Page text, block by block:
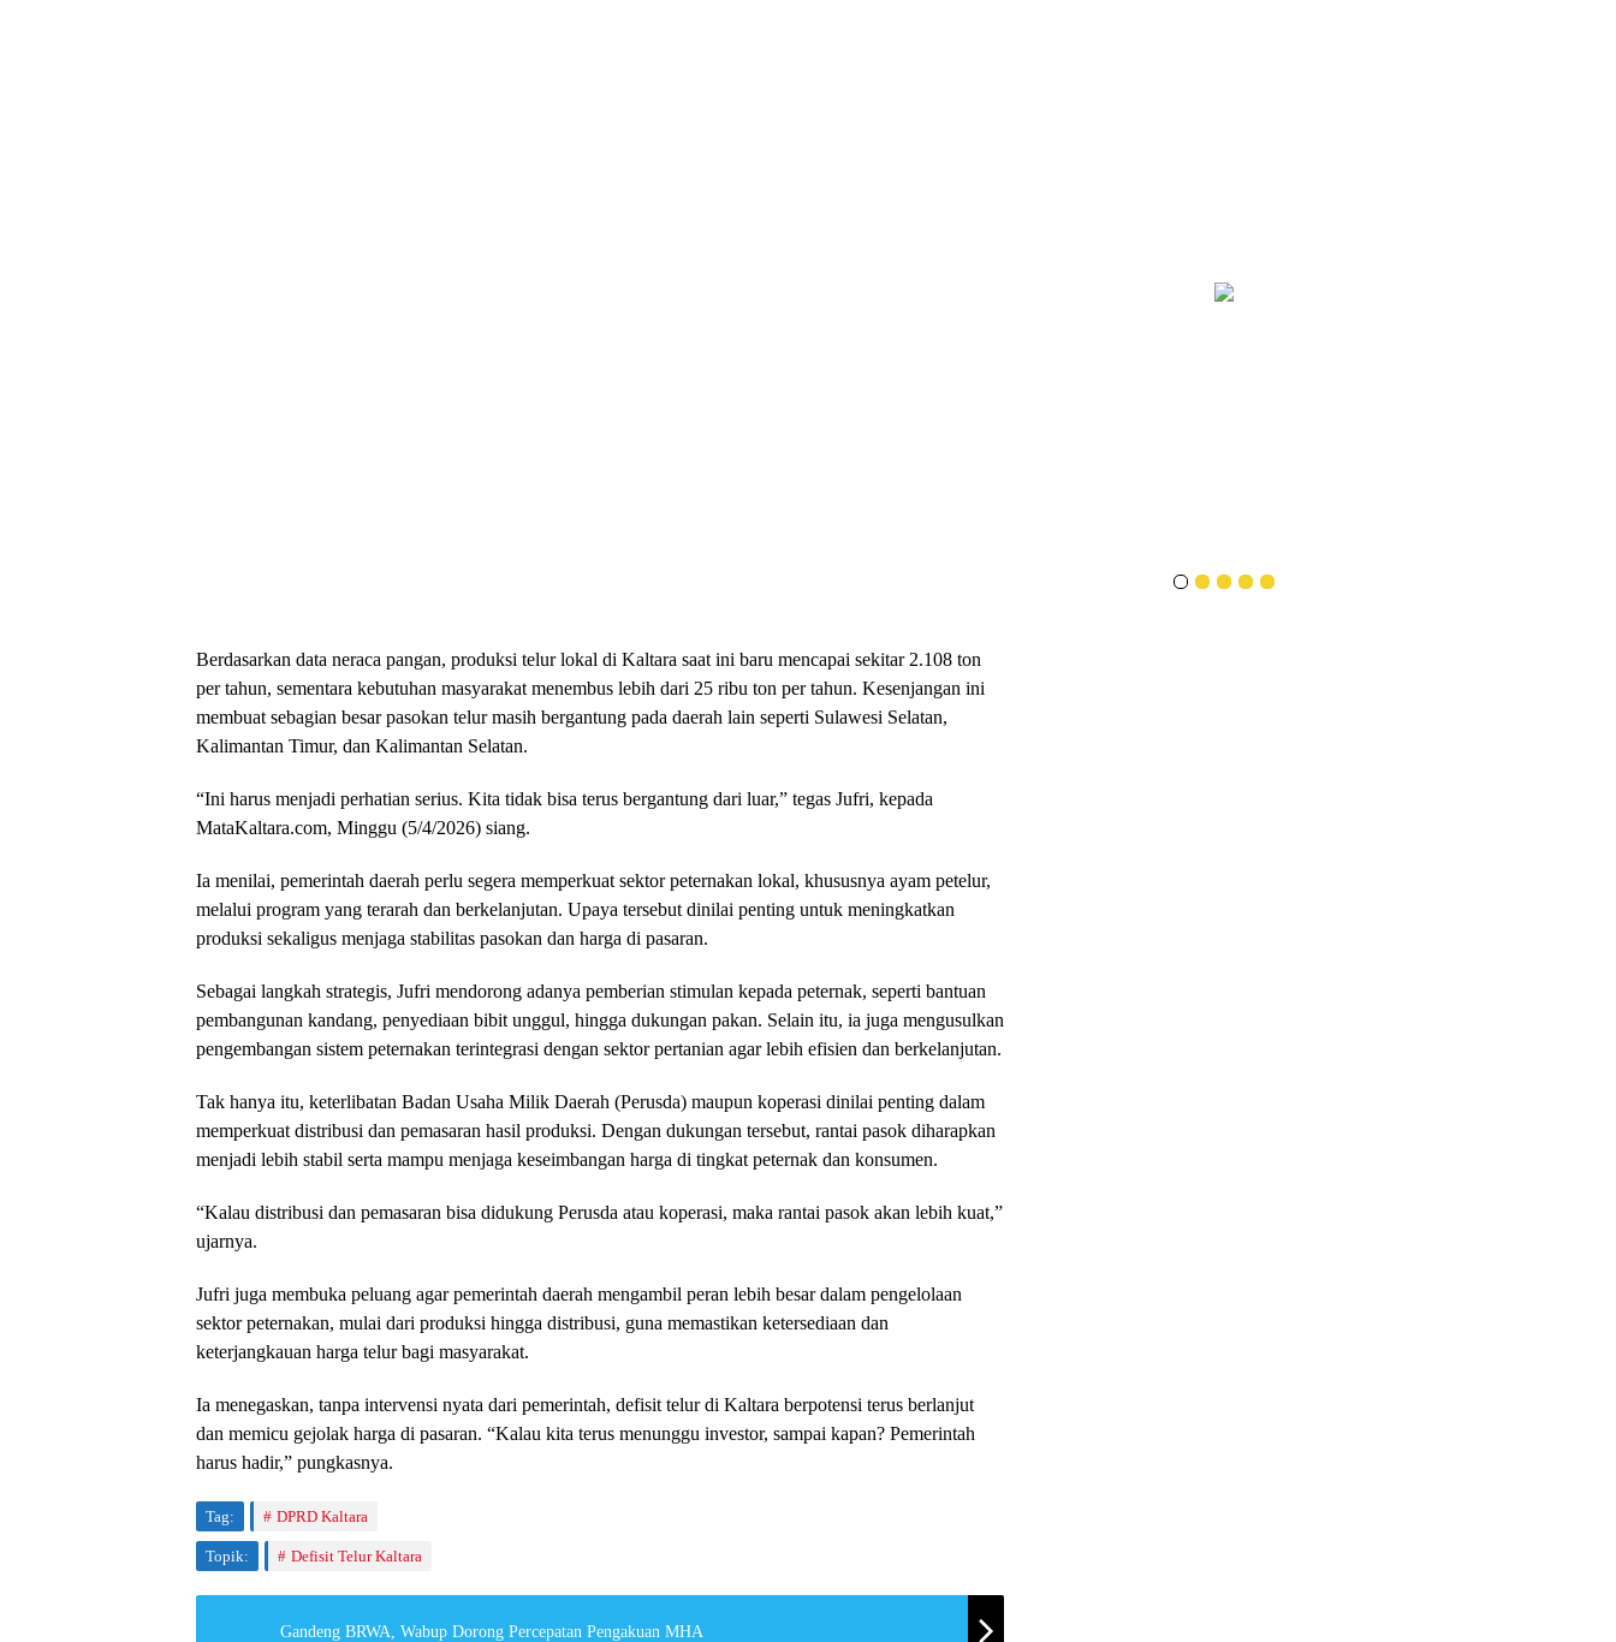
Berdasarkan data neraca pangan, produksi telur lokal di Kaltara saat ini baru mencapai sekitar 2.108 ton
per tahun, sementara kebutuhan masyarakat menembus lebih dari 25 ribu ton per tahun. Kesenjangan ini
membuat sebagian besar pasokan telur masih bergantung pada daerah lain seperti Sulawesi Selatan,
Kalimantan Timur, dan Kalimantan Selatan.
“Ini harus menjadi perhatian serius. Kita tidak bisa terus bergantung dari luar,” tegas Jufri, kepada
MataKaltara.com, Minggu (5/4/2026) siang.
Ia menilai, pemerintah daerah perlu segera memperkuat sektor peternakan lokal, khususnya ayam petelur,
melalui program yang terarah dan berkelanjutan. Upaya tersebut dinilai penting untuk meningkatkan
produksi sekaligus menjaga stabilitas pasokan dan harga di pasaran.
Sebagai langkah strategis, Jufri mendorong adanya pemberian stimulan kepada peternak, seperti bantuan
pembangunan kandang, penyediaan bibit unggul, hingga dukungan pakan. Selain itu, ia juga mengusulkan
pengembangan sistem peternakan terintegrasi dengan sektor pertanian agar lebih efisien dan berkelanjutan.
Tak hanya itu, keterlibatan Badan Usaha Milik Daerah (Perusda) maupun koperasi dinilai penting dalam
memperkuat distribusi dan pemasaran hasil produksi. Dengan dukungan tersebut, rantai pasok diharapkan
menjadi lebih stabil serta mampu menjaga keseimbangan harga di tingkat peternak dan konsumen.
“Kalau distribusi dan pemasaran bisa didukung Perusda atau koperasi, maka rantai pasok akan lebih kuat,”
ujarnya.
Jufri juga membuka peluang agar pemerintah daerah mengambil peran lebih besar dalam pengelolaan
sektor peternakan, mulai dari produksi hingga distribusi, guna memastikan ketersediaan dan
keterjangkauan harga telur bagi masyarakat.
Ia menegaskan, tanpa intervensi nyata dari pemerintah, defisit telur di Kaltara berpotensi terus berlanjut
dan memicu gejolak harga di pasaran. “Kalau kita terus menunggu investor, sampai kapan? Pemerintah
harus hadir,” pungkasnya.
Tag: DPRD Kaltara
Topik: Defisit Telur Kaltara
Gandeng BRWA, Wabup Dorong Percepatan Pengakuan MHA